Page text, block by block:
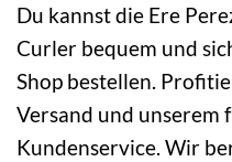
Du kannst die Ere
Curler bequem und
Shop bestellen.
Versand und unserem
Kundenservice. Wir